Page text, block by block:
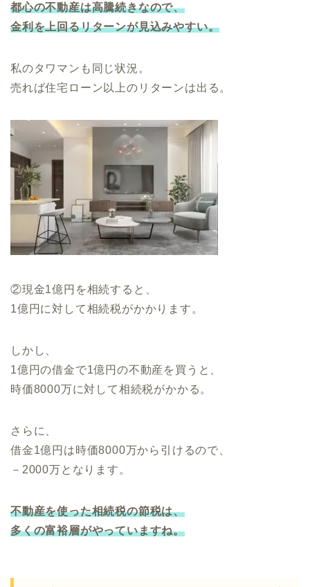
都心の不動産は高騰続きなので、
金利を上回るリターンが見込みやすい。
私のタワマンも同じ状況。
売れば住宅ローン以上のリターンは出る。
②現金1億円を相続すると、
1億円に対して相続税がかかります。
しかし、
1億円の借金で1億円の不動産を買うと、
時価8000万に対して相続税がかかる。
さらに、
借金1億円は時価8000万から引けるので、
－2000万となります。
不動産を使った相続税の節税は、
多くの富裕層がやっていますね。